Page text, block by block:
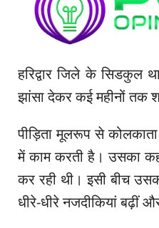
हरिद्वार जिले के सिडकुल
झांसा देकर कई महीनों तक
पीड़िता मूलरूप से
में काम करती है। उसका
कर रही थी। इसी बीच
धीरे-धीरे नजदीकियां बढ़ीं